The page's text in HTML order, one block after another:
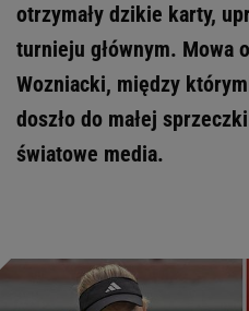
otrzymały dzikie karty,
turnieju głównym. Mowa
Wozniacki, między
doszło do małej
światowe media.